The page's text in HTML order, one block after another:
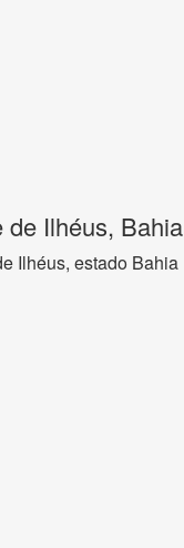
de Ilhéus, Bahia
Ilhéus, estado Bahia